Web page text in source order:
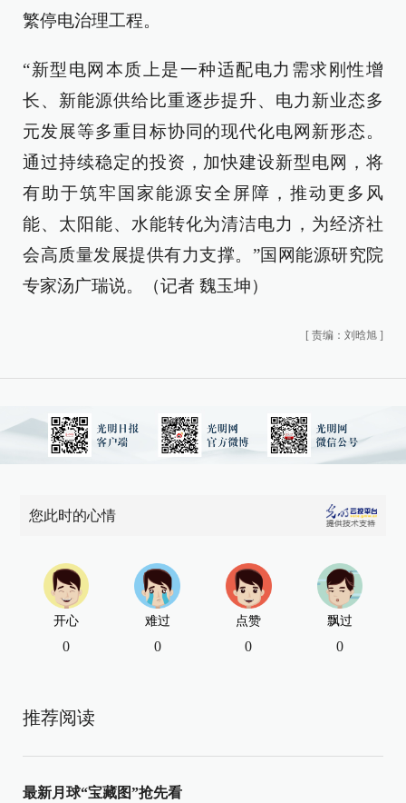
繁停电治理工程。
“新型电网本质上是一种适配电力需求刚性增
长、新能源供给比重逐步提升、电力新业态多
元发展等多重目标协同的现代化电网新形态。
通过持续稳定的投资，加快建设新型电网，将
有助于筑牢国家能源安全屏障，推动更多风
能、太阳能、水能转化为清洁电力，为经济社
会高质量发展提供有力支撑。”国网能源研究院
专家汤广瑞说。（记者 魏玉坤）
[ 责编：刘晗旭 ]
您此时的心情
开心
0
难过
0
点赞
0
飘过
0
推荐阅读
最新月球“宝藏图”抢先看